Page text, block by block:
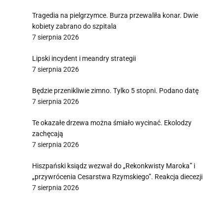
Tragedia na pielgrzymce. Burza przewaliła konar. Dwie
kobiety zabrano do szpitala
7 sierpnia 2026
Lipski incydent i meandry strategii
7 sierpnia 2026
Będzie przenikliwie zimno. Tylko 5 stopni. Podano datę
7 sierpnia 2026
Te okazałe drzewa można śmiało wycinać. Ekolodzy
zachęcają
7 sierpnia 2026
Hiszpański ksiądz wezwał do „Rekonkwisty Maroka” i
„przywrócenia Cesarstwa Rzymskiego”. Reakcja diecezji
7 sierpnia 2026